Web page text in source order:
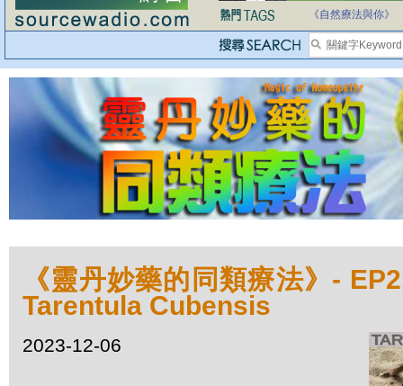
《自然療法與你》
《靈丹妙藥的同類療法》-
Tarentula Cubensis
2023-12-06